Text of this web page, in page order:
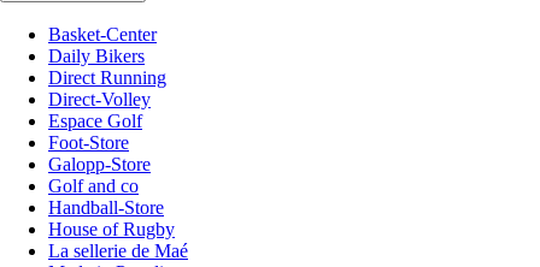
Basket-Center
Daily Bikers
Direct Running
Direct-Volley
Espace Golf
Foot-Store
Galopp-Store
Golf and co
Handball-Store
House of Rugby
La sellerie de Maé